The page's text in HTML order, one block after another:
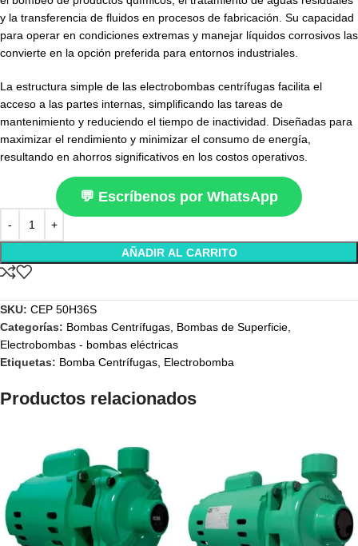
y la transferencia de fluidos en procesos de fabricación. Su capacidad
para operar en condiciones extremas y manejar líquidos corrosivos las
convierte en la opción preferida para entornos industriales.
La estructura simple de las electrobombas centrífugas facilita el
acceso a las partes internas, simplificando las tareas de
mantenimiento y reduciendo el tiempo de inactividad. Diseñadas para
maximizar el rendimiento y minimizar el consumo de energía,
resultando en ahorros significativos en los costos operativos.
💬 Escríbenos por WhatsApp
AÑADIR AL CARRITO
SKU: CEP 50H36S
Categorías: Bombas Centrífugas Bombas de Superficie
Electrobombas - bombas eléctricas
Etiquetas: Bomba Centrífugas Electrobomba
Productos relacionados